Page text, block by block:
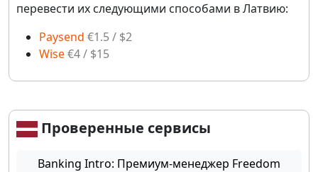
перевести их следующими способами в Латвию:
Paysend €1.5 / $2
Wise€4 / $15
Проверенные сервисы
Banking Intro: Премиум-менеджер Freedom